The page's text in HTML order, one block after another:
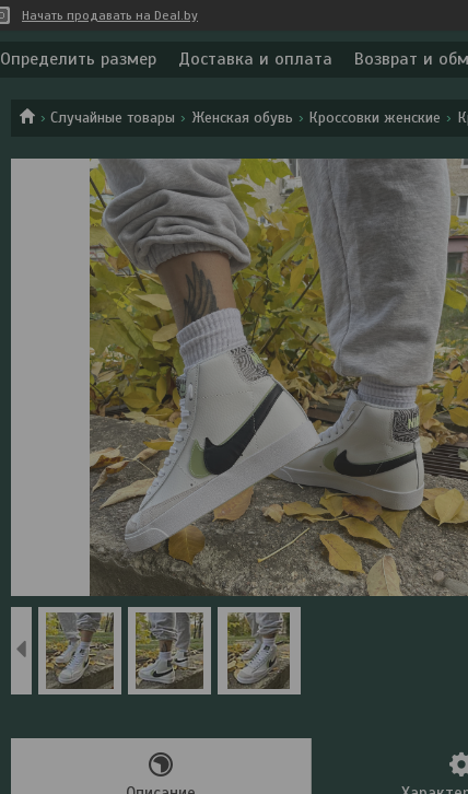
Начать продавать на Deal.by
Определить размер Доставка и оплата Возврат и
Случайные товары Женская обувь Кроссовки женские